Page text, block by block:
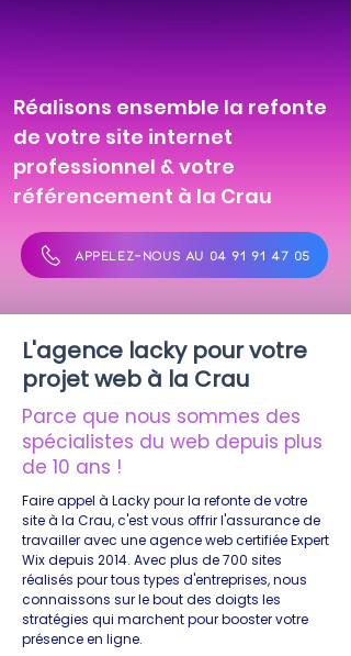
Réalisons ensemble la refonte
de votre site internet
professionnel & votre
référencement à la Crau
APPELEZ-NOUS AU 04 91 91 47 05
L'agence lacky pour votre
projet web à la Crau
Parce que nous sommes des
spécialistes du web depuis plus
de 10 ans !
Faire appel à Lacky pour la refonte de votre
site à la Crau, c'est vous offrir l'assurance de
travailler avec une agence web certifiée Expert
Wix depuis 2014. Avec plus de 700 sites
réalisés pour tous types d'entreprises, nous
connaissons sur le bout des doigts les
stratégies qui marchent pour booster votre
présence en ligne.